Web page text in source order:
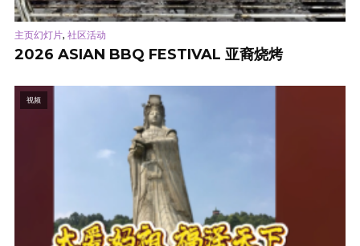
主页幻灯片, 社区活动
2026 ASIAN BBQ FESTIVAL 亚裔烧烤
视频